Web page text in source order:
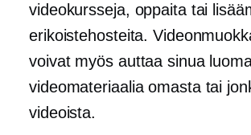
videokursseja, oppaita tai
erikoistehosteita.
voivat myös auttaa sinua
videomateriaalia omasta tai
videoista.